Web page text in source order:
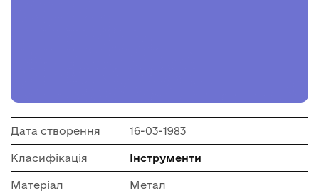
Дата створення 16-03-1983
Класифікація Інструменти
Матеріал Метал